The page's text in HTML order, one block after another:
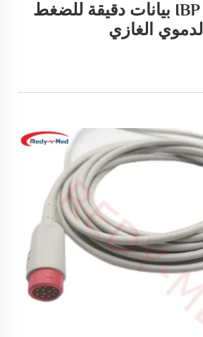
توفر كابلات IBP بيانات دقيقة للضغط
الدموي الغازي